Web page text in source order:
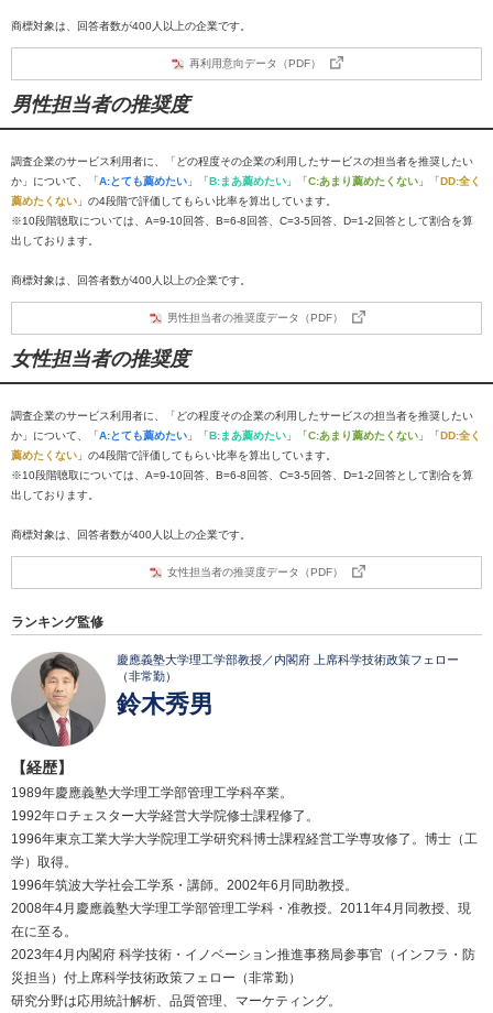
商標対象は、回答者数が400人以上の企業です。
再利用意向データ（PDF）
男性担当者の推奨度
調査企業のサービス利用者に、「どの程度その企業の利用したサービスの担当者を推奨したい
か」について、「A:とても薦めたい 」「B:まあ薦めたい 」「C:あまり薦めたくない 」「DD:全く
薦めたくない 」の4段階で評価してもらい比率を算出しています。
※10段階聴取については、A=9-10回答、B=6-8回答、C=3-5回答、D=1-2回答として割合を算
出しております。
商標対象は、回答者数が400人以上の企業です。
男性担当者の推奨度データ（PDF）
女性担当者の推奨度
調査企業のサービス利用者に、「どの程度その企業の利用したサービスの担当者を推奨したい
か」について、「A:とても薦めたい 」「B:まあ薦めたい 」「C:あまり薦めたくない 」「DD:全く
薦めたくない 」の4段階で評価してもらい比率を算出しています。
※10段階聴取については、A=9-10回答、B=6-8回答、C=3-5回答、D=1-2回答として割合を算
出しております。
商標対象は、回答者数が400人以上の企業です。
女性担当者の推奨度データ（PDF）
ランキング監修
慶應義塾大学理工学部教授／内閣府 上席科学技術政策フェロー
（非常勤）
鈴木秀男
【経歴】
1989年慶應義塾大学理工学部管理工学科卒業。
1992年ロチェスター大学経営大学院修士課程修了。
1996年東京工業大学大学院理工学研究科博士課程経営工学専攻修了。博士（工
学）取得。
1996年筑波大学社会工学系・講師。2002年6月同助教授。
2008年4月慶應義塾大学理工学部管理工学科・准教授。2011年4月同教授、現
在に至る。
2023年4月内閣府 科学技術・イノベーション推進事務局参事官（インフラ・防
災担当）付上席科学技術政策フェロー（非常勤）
研究分野は応用統計解析、品質管理、マーケティング。